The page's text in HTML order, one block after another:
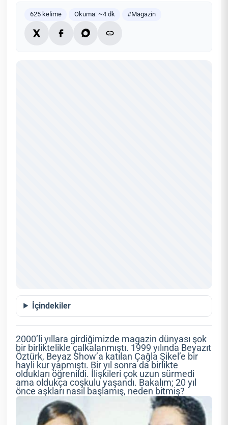
625 kelime Okuma: ~4 dk #Magazin
İçindekiler
2000’li yıllara girdiğimizde magazin dünyası şok
bir birliktelikle çalkalanmıştı. 1999 yılında Beyazıt
Öztürk, Beyaz Show’a katılan Çağla Şikel’e bir
hayli kur yapmıştı. Bir yıl sonra da birlikte
oldukları öğrenildi. İlişkileri çok uzun sürmedi
ama oldukça coşkulu yaşandı. Bakalım; 20 yıl
önce aşkları nasıl başlamış, neden bitmiş?